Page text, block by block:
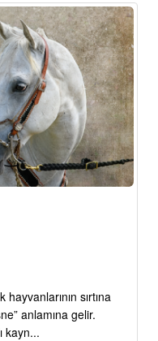
sırtına
anlamına gelir.
kayn...